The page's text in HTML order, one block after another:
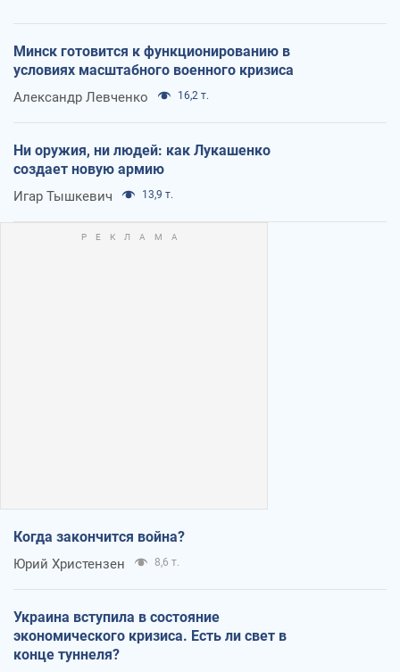
Минск готовится к функционированию в
условиях масштабного военного кризиса
Александр Левченко 16,2 т.
Ни оружия, ни людей: как Лукашенко
создает новую армию
Игар Тышкевич 13,9 т.
Когда закончится война?
Юрий Христензен 8,6 т.
Украина вступила в состояние
экономического кризиса. Есть ли свет в
конце туннеля?